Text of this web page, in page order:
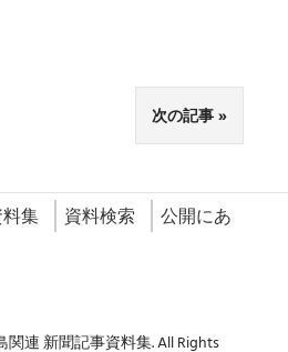
次の記事
集 資料検索
公開にあ
連 新聞記事資料集. All Rights